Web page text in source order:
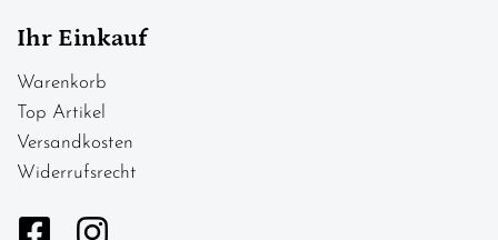
Ihr Einkauf
Warenkorb
Top Artikel
Versandkosten
Widerrufsrecht